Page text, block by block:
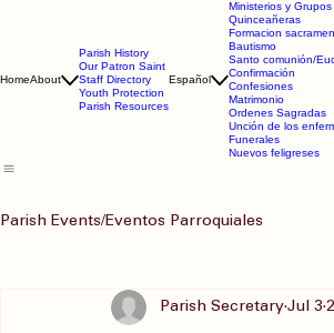
HomeAbout
Parish History
Our Patron Saint
Staff Directory
Youth Protection
Parish Resources
Español
Ministerios y Grupos
Quinceañeras
Formacion
Bautismo
Santo comunión/
Confirmación
Confesiones
Matrimonio
Ordenes Sagradas
Unción de los
Funerales
Nuevos feligreses
Parish Events/Eventos Parroquiales
Parish Secretary Jul 3